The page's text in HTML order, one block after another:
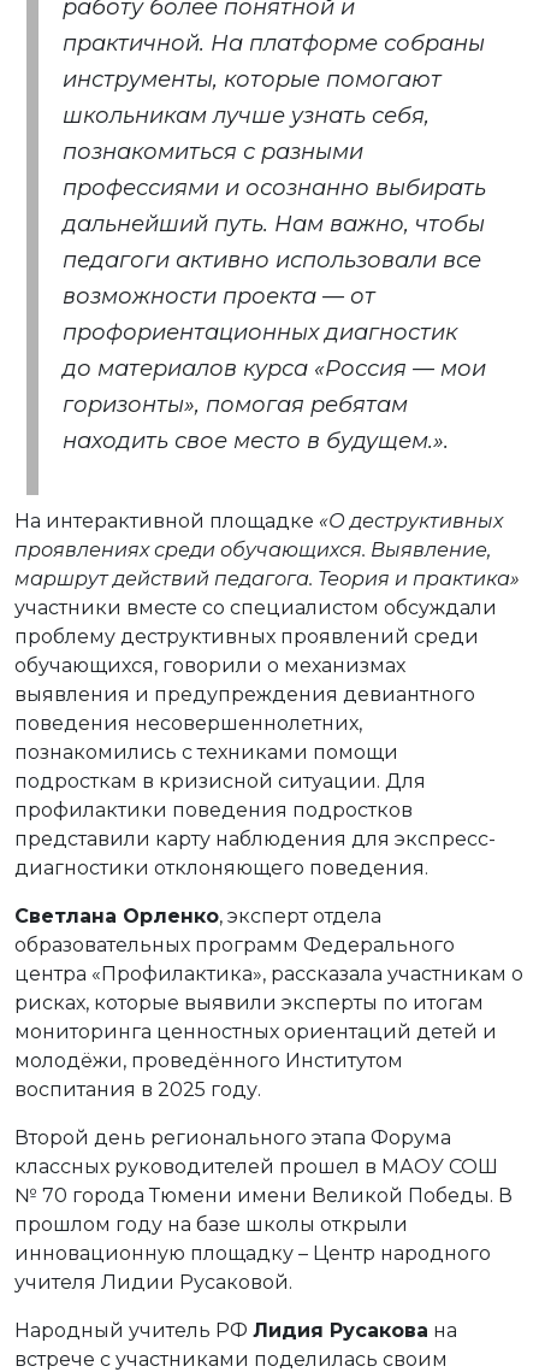
работу более понятной и
практичной. На платформе собраны
инструменты, которые помогают
школьникам лучше узнать себя,
познакомиться с разными
профессиями и осознанно выбирать
дальнейший путь. Нам важно, чтобы
педагоги активно использовали все
возможности проекта — от
профориентационных диагностик
до материалов курса «Россия — мои
горизонты», помогая ребятам
находить свое место в будущем.».
На интерактивной площадке «О деструктивных
проявлениях среди обучающихся. Выявление,
маршрут действий педагога. Теория и практика»
участники вместе со специалистом обсуждали
проблему деструктивных проявлений среди
обучающихся, говорили о механизмах
выявления и предупреждения девиантного
поведения несовершеннолетних,
познакомились с техниками помощи
подросткам в кризисной ситуации. Для
профилактики поведения подростков
представили карту наблюдения для экспресс-
диагностики отклоняющего поведения.
Светлана Орленко, эксперт отдела
образовательных программ Федерального
центра «Профилактика», рассказала участникам о
рисках, которые выявили эксперты по итогам
мониторинга ценностных ориентаций детей и
молодёжи, проведённого Институтом
воспитания в 2025 году.
Второй день регионального этапа Форума
классных руководителей прошел в МАОУ СОШ
№ 70 города Тюмени имени Великой Победы. В
прошлом году на базе школы открыли
инновационную площадку – Центр народного
учителя Лидии Русаковой.
Народный учитель РФ Лидия Русакова на
встрече с участниками поделилась своим